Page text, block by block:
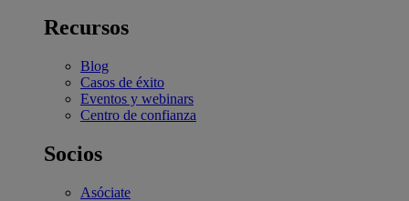
Recursos
Blog
Casos de éxito
Eventos y webinars
Centro de confianza
Socios
Asóciate